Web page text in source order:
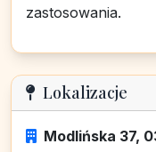
zastosowania.
Lokalizacje
Modlińska 37,